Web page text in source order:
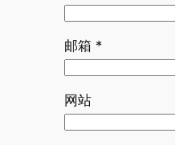
邮箱 *
网站